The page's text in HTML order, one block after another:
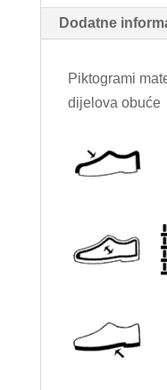
Dodatne
Piktogrami
dijelova obuće